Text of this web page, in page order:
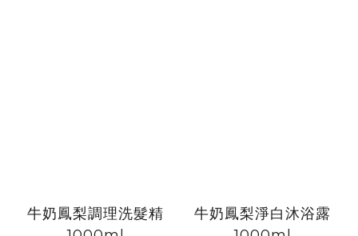
牛奶鳳梨調理洗髮精
牛奶鳳梨淨白沐浴露